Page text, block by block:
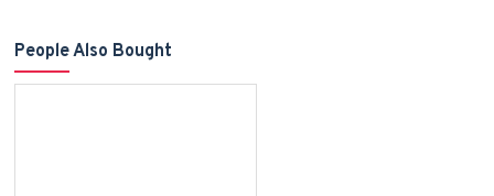
People Also Bought